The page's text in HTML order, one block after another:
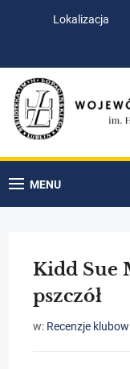
Lokalizacja
MENU
Kidd Sue
pszczół
w: Recenzje